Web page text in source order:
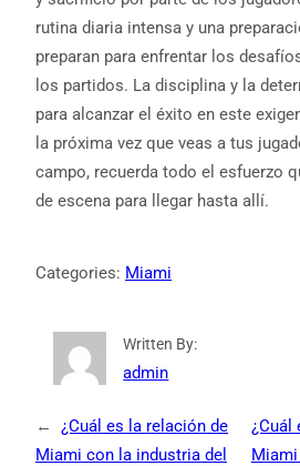
rutina diaria intensa y una
preparan para enfrentar los
los partidos. La disciplina y la
para alcanzar el éxito en este
la próxima vez que veas a tus
campo, recuerda todo el esfuerzo
de escena para llegar hasta allí.
Categories: Miami
Written By:
admin
←
¿Cuál es la relación de
Miami con la industria del
¿Cuál